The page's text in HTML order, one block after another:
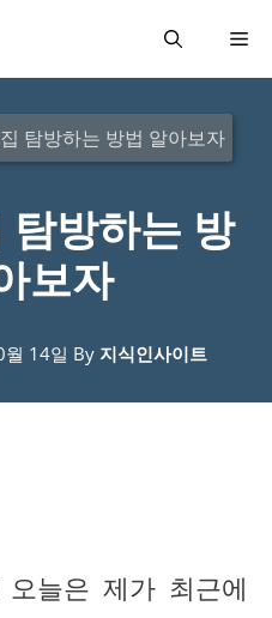
메
탐방하는 방법 알아보자
탐방하는 방
보자
14일 By 지식인사이트
늘은 제가 최근에